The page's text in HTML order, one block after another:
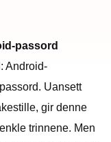
passord
Android-
Uansett
gir denne
trinnene. Men